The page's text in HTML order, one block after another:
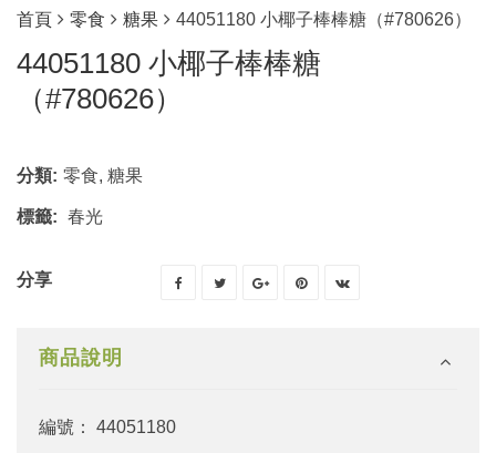
首頁 零食 糖果 44051180 小椰子棒棒糖（#780626）
44051180 小椰子棒棒糖
（#780626）
分類: 零食, 糖果
標籤: 春光
分享
商品說明
編號： 44051180